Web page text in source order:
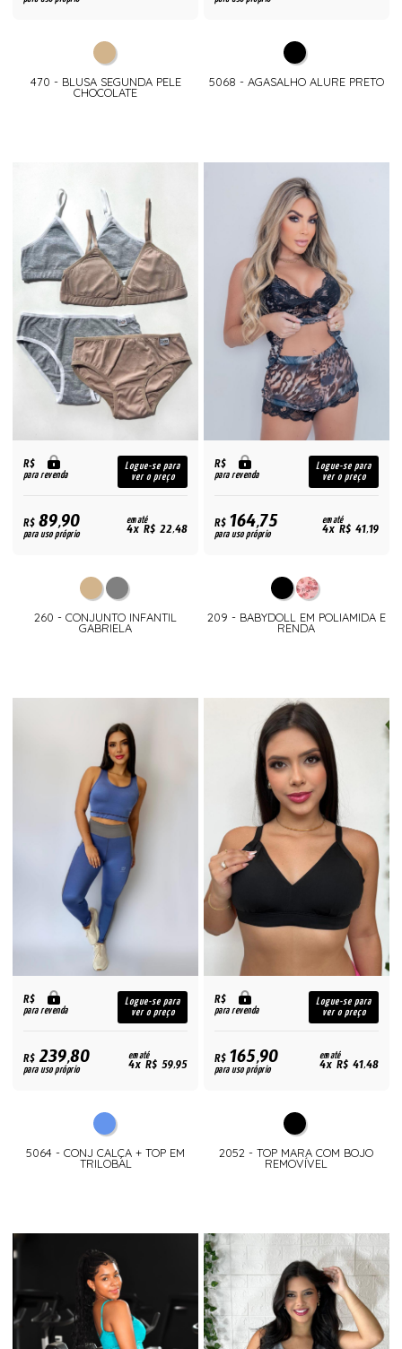
470 - BLUSA SEGUNDA PELE
CHOCOLATE
5068 - AGASALHO ALURE PRETO
R$
para revenda
Logue-se para
ver o preço
R$89,90
para uso próprio
em até
4x R$ 22,48
260 - CONJUNTO INFANTIL
GABRIELA
R$
para revenda
Logue-se para
ver o preço
R$164,75
para uso próprio
em até
4x R$ 41,19
209 - BABYDOLL EM POLIAMIDA E
RENDA
R$
para revenda
Logue-se para
ver o preço
R$239,80
para uso próprio
em até
4x R$ 59,95
5064 - CONJ CALÇA + TOP EM
TRILOBAL
R$
para revenda
Logue-se para
ver o preço
R$165,90
para uso próprio
em até
4x R$ 41,48
2052 - TOP MARA COM BOJO
REMOVÍVEL